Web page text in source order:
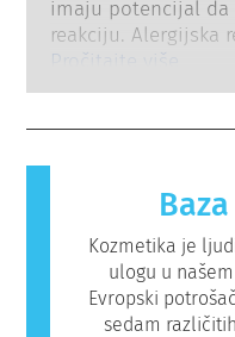
kompanije zakonski
pokrivaju sve
i potencijalne
testiranje na
bezbednosti
imaju potencijal da
reakciju. Alergijska
imuni sistem osobe
koje su bezopasne
mogu biti alergeni
da proizvod nije
Pročitajte više
Kozmetika je
ulogu u
Evropski
sedam